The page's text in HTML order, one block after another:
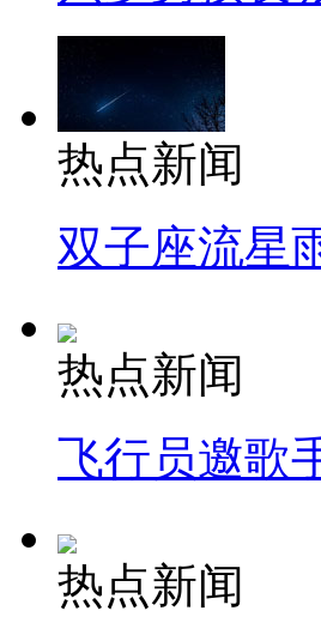
热点新闻
双子座流星
热点新闻
飞行员邀歌
热点新闻